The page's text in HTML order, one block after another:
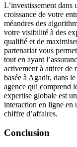
L’investissement dans
croissance de votre
méandres des
votre visibilité à des
qualifié et de
partenariat vous
tout en ayant
activement à attirer de
basée à Agadir, dans
agence qui comprend
expertise globale est
interaction en ligne en
chiffre d’affaires.
Conclusion